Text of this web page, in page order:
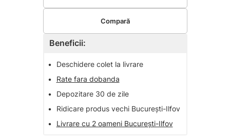
Beneficii:
•
Deschidere colet la livrare
•
Rate fara dobanda
•
Depozitare 30 de zile
•
Ridicare produs vechi București-Ilfov
•
Livrare cu 2 oameni București-Ilfov
Compară